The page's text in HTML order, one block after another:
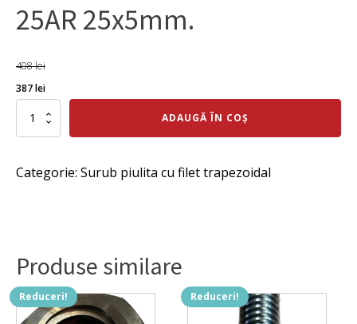
25AR 25x5mm.
408lei
Prețul
inițial
a
408 lei.
387leiPrețul
curent
este:
Cantitate
cu
25AR
ADAUGĂ ÎN COȘ
Categorie: Surub piulita cu filet trapezoidal
Produse similare
Reduceri! Reduceri!